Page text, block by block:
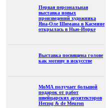
Первая персональная
выставка новых
произведений художника
Яна-Оле Шимана в Касмине
открылась в Нью-Йорке
Выставка посвящена голове
как мотиву в искусстве
МоМА получает большой
подарок от работ
швейцарских архитекторов
Herzog & de Meuron